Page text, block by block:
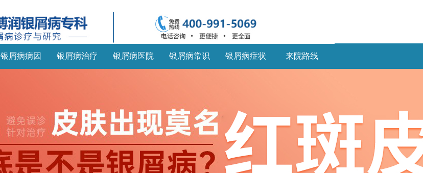
银屑病病因 银屑病治疗 银屑病医院 银屑病常识 银屑病症状 来院路线